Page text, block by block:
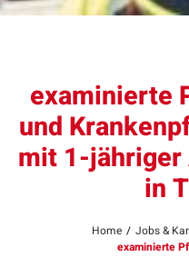
examinierte
und
mit 1-jähriger
in
Home / Jobs &
examinierte